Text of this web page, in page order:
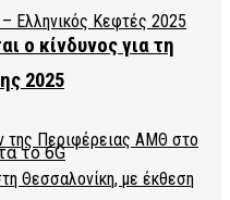
2025
ο κίνδυνος για τη